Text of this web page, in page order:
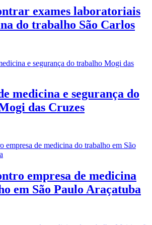
exames laboratoriais
do trabalho São Carlos
medicina e segurança do
das Cruzes
empresa de medicina
em São Paulo Araçatuba